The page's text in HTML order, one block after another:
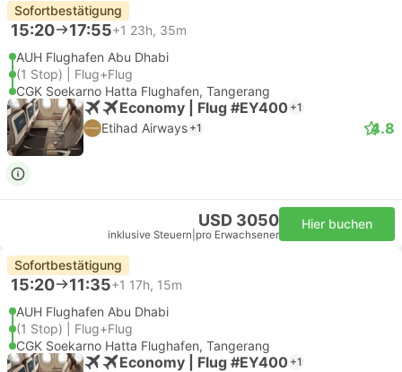
Sofortbestätigung
15:20 17:55+1 23h, 35m
AUH Flughafen Abu Dhabi
(1 Stop) | Flug+Flug
CGK Soekarno Hatta Flughafen, Tangerang
Economy | Flug #EY400 +1
Etihad Airways +1 4.8
USD 3050
inklusive Steuern pro Erwachsener
Hier buchen
Sofortbestätigung
15:20 11:35+1 17h, 15m
AUH Flughafen Abu Dhabi
(1 Stop) | Flug+Flug
CGK Soekarno Hatta Flughafen, Tangerang
Economy | Flug #EY400 +1